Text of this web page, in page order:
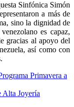
Sinfónica Simón
a más de
sino la dignidad de
es capaz,
gracias al apoyo del
así como con
Primavera a
Alta Joyería